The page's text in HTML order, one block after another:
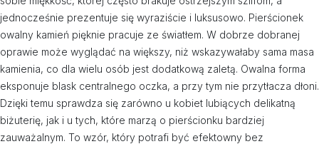
jednocześnie prezentuje się wyraziście i luksusowo. Pierścionek
owalny kamień pięknie pracuje ze światłem. W dobrze dobranej
oprawie może wyglądać na większy, niż wskazywałaby sama masa
kamienia, co dla wielu osób jest dodatkową zaletą. Owalna forma
eksponuje blask centralnego oczka, a przy tym nie przytłacza dłoni.
Dzięki temu sprawdza się zarówno u kobiet lubiących delikatną
biżuterię, jak i u tych, które marzą o pierścionku bardziej
zauważalnym. To wzór, który potrafi być efektowny bez